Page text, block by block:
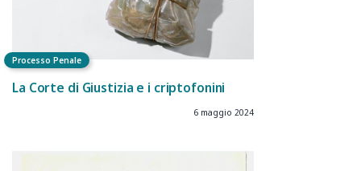
Processo Penale
La Corte di Giustizia e i criptofonini
6 maggio 2024